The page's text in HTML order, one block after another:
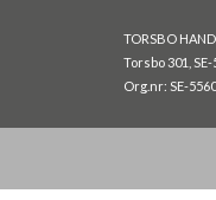
TORSBO
Torsbo 301,
Org.nr: SE-